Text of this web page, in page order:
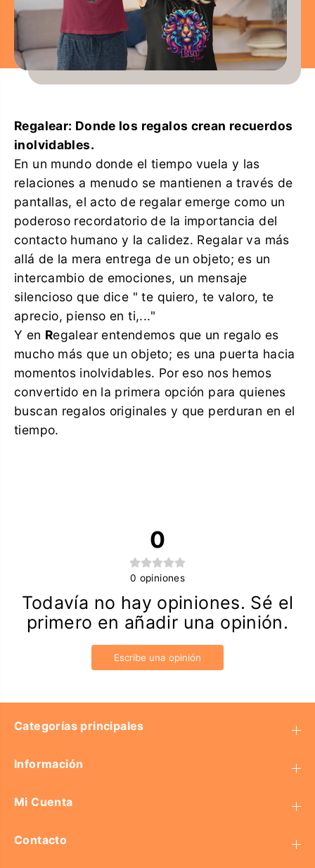
Regalear: Donde los regalos crean recuerdos
inolvidables.
En un mundo donde el tiempo vuela y las
relaciones a menudo se mantienen a través de
pantallas, el acto de regalar emerge como un
poderoso recordatorio de la importancia del
contacto humano y la calidez. Regalar va más
allá de la mera entrega de un objeto; es un
intercambio de emociones, un mensaje
silencioso que dice " te quiero, te valoro, te
aprecio, pienso en ti,..."
Y en Regalear entendemos que un regalo es
mucho más que un objeto; es una puerta hacia
momentos inolvidables. Por eso nos hemos
convertido en la primera opción para quienes
buscan regalos originales y que perduran en el
tiempo.
0
0 opiniones
Todavía no hay opiniones. Sé el
primero en añadir una opinión.
Escribe una opinión
Categorías principales
Información
Mi Cuenta
Contacto